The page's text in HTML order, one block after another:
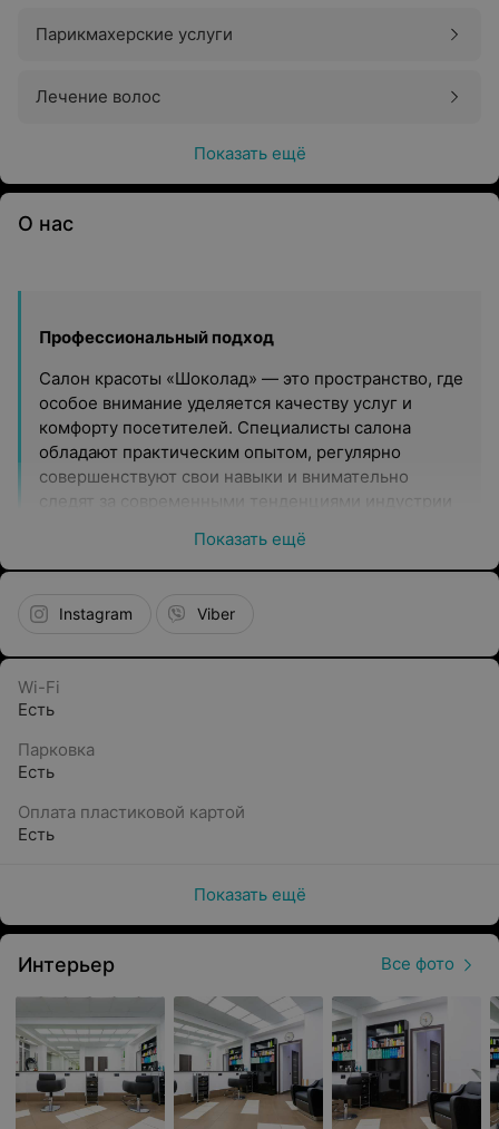
Парикмахерские услуги
Лечение волос
Показать ещё
О нас
Профессиональный подход
Салон красоты «Шоколад» — это пространство, где
особое внимание уделяется качеству услуг и
комфорту посетителей. Специалисты салона
обладают практическим опытом, регулярно
совершенствуют свои навыки и внимательно
следят за современными тенденциями индустрии
позволяет создавать образы, которые
подчеркивают индивидуальность каждого клиента.
Индивидуальное обслуживание
Каждое посещение начинается с консультации, во
время которой мастер учитывает пожелания
клиента, особенности внешности и состояние
наиболее подходящие решения и помочь в
создании гармоничного образа. Клиенты могут
получить рекомендации по домашнему уходу,
выбору косметических средств и поддержанию
Качество и комфорт
В работе используются современные
инструменты, профессиональная косметика и
внимание уделяется соблюдению санитарных
норм и созданию комфортной атмосферы.
Благодаря этому посещение салона становится не
только полезной процедурой, но и приятным
временем для отдыха.
Показать ещё
Instagram Viber
Wi-Fi
Есть
Парковка
Есть
Оплата пластиковой картой
Есть
Показать ещё
Интерьер Все фото